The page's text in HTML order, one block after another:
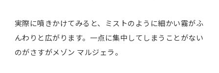
実際に噴きかけてみると、ミストのように細かい霧がふ
んわりと広がります。一点に集中してしまうことがない
のがさすがメゾン マルジェラ。